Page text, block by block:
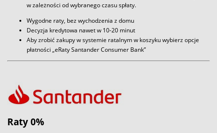
w zależności od wybranego czasu spłaty.
Wygodne raty, bez wychodzenia z domu
Decyzja kredytowa nawet w 10-20 minut
Aby zrobić zakupy w systemie ratalnym w koszyku wybierz opcje
płatności „eRaty Santander Consumer Bank”
Raty 0%